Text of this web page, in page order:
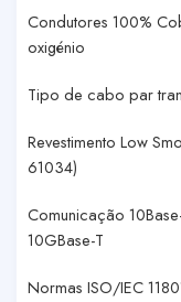
Condutores 100%
oxigénio
Tipo de cabo par
Revestimento Low
61034)
Comunicação
10GBase-T
Normas ISO/IEC